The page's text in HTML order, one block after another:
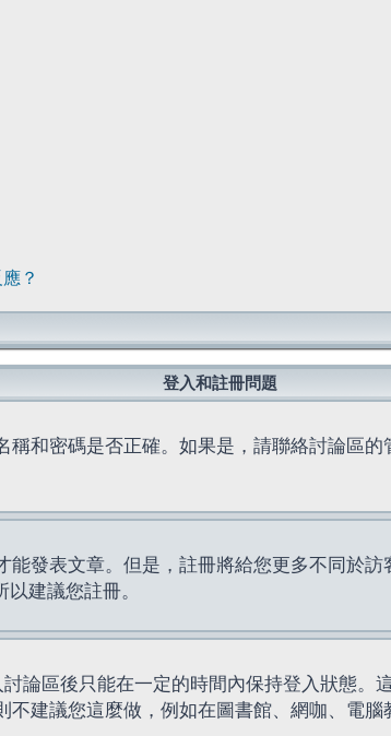
？
登入和註冊問題
和密碼是否正確。如果是，請聯絡討論區
發表文章。但是，註冊將給您更多不同於
建議您註冊。
論區後只能在一定的時間內保持登入狀態
建議您這麼做，例如在圖書館、網咖、電